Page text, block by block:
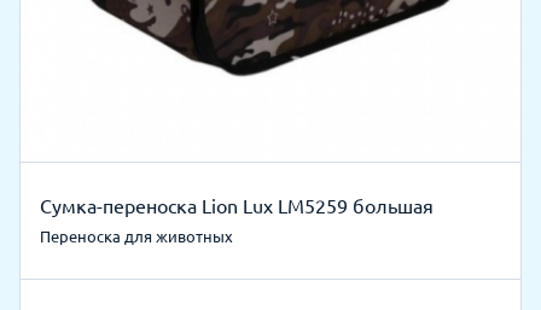
Сумка-переноска Lion Lux LM5259 большая
Переноска для животных